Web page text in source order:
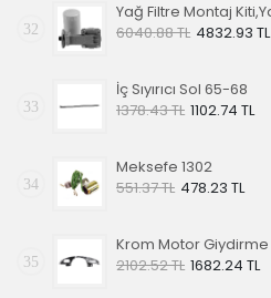
32
6040.88 TL 4832.93 TL
33
İç Sıyırıcı Sol 65-68
1378.43 TL 1102.74 TL
34
Meksefe 1302
551.37 TL 478.23 TL
35
2102.52 TL 1682.24 TL